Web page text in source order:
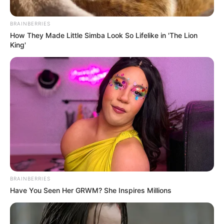
17 Enero 2024
0973
Culona Noche
17 Enero 2024
5865
Cafeterito Noche
17 Enero 2024
Chontico Noche
17 Enero 2024
9202
Paisita Noche
9975 - Caballo
BRAINBERRIES
How They Made Little Simba Look So Lifelike in 'The Lion
King'
BRAINBERRIES
Have You Seen Her GRWM? She Inspires Millions